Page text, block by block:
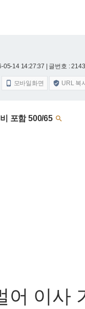
05-14 14:27:37 | 글번호 :
 모바일화면  URL 복
포함 500/65 
어 이사